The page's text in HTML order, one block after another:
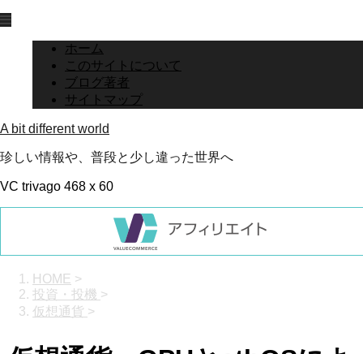
ホーム
このサイトについて
ブログ著者
サイトマップ
A bit different world
珍しい情報や、普段と少し違った世界へ
VC trivago 468 x 60
HOME >
投資・投機 >
仮想通貨 >